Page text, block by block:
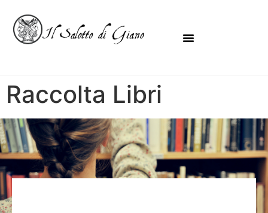
Raccolta Libri